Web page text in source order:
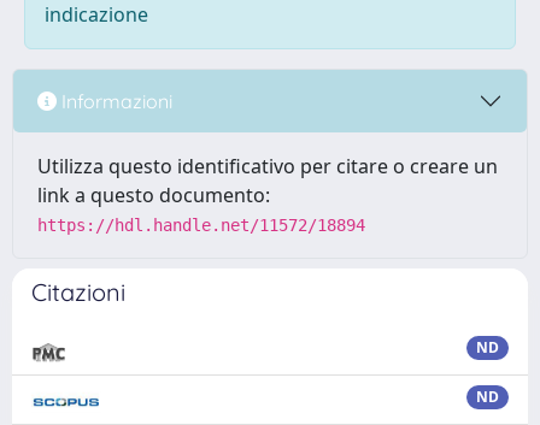
indicazione
Informazioni
Utilizza questo identificativo per citare o creare un
link a questo documento:
https://hdl.handle.net/11572/18894
Citazioni
ND
ND